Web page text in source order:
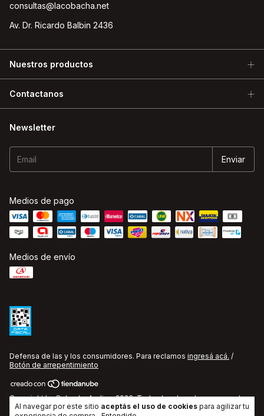
Al navegar por este sitio aceptás el uso de cookies para agilizar tu
consultas@lacobacha.net
Av. Dr. Ricardo Balbin 2436
Nuestros productos
Contactanos
Newsletter
Medios de pago
Medios de envío
Defensa de las y los consumidores. Para reclamos ingresá acá. /
Botón de arrepentimiento
Copyright La Cobacha Audio - 2026. Todos los derechos reservados.